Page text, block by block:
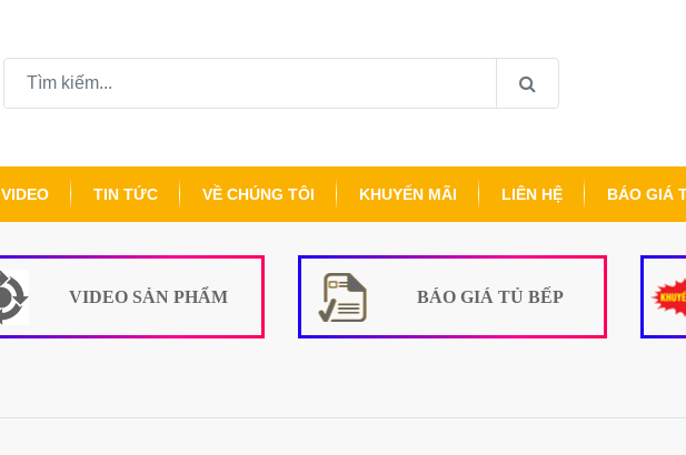
VIDEO TIN TỨC VỀ CHÚNG TÔI KHUYẾN MÃI LIÊN HỆ BÁO GIÁ
VIDEO SẢN PHẨM BÁO GIÁ TỦ BẾP